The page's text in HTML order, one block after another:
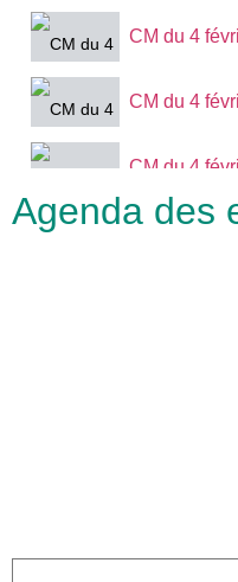
CM
CM
CM
Agenda des